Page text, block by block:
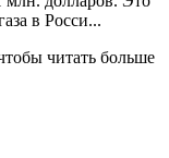
в Росси...
читать больше